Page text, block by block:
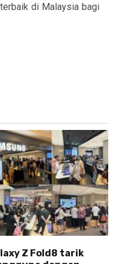
di Malaysia bagi
Z Fold8 tarik